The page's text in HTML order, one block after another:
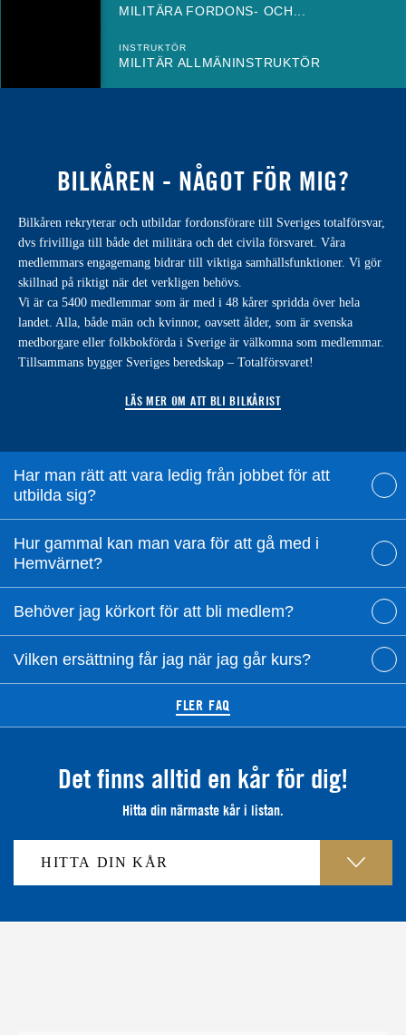
MILITÄRA FORDONS- OCH...
INSTRUKTÖR
MILITÄR ALLMÄNINSTRUKTÖR
BILKÅREN - NÅGOT FÖR MIG?
Bilkåren rekryterar och utbildar fordonsförare till Sveriges totalförsvar,
dvs frivilliga till både det militära och det civila försvaret. Våra
medlemmars engagemang bidrar till viktiga samhällsfunktioner. Vi gör
skillnad på riktigt när det verkligen behövs.
Vi är ca 5400 medlemmar som är med i 48 kårer spridda över hela
landet. Alla, både män och kvinnor, oavsett ålder, som är svenska
medborgare eller folkbokförda i Sverige är välkomna som medlemmar.
Tillsammans bygger Sveriges beredskap – Totalförsvaret!
LÄS MER OM ATT BLI BILKÅRIST
Har man rätt att vara ledig från jobbet för att
utbilda sig?
Hur gammal kan man vara för att gå med i
Hemvärnet?
Behöver jag körkort för att bli medlem?
Vilken ersättning får jag när jag går kurs?
FLER FAQ
Det finns alltid en kår för dig!
Hitta din närmaste kår i listan.